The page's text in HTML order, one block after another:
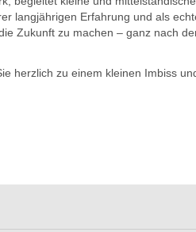
langjährigen Erfahrung und als
Zukunft zu machen – ganz nach
herzlich zu einem kleinen Imbiss